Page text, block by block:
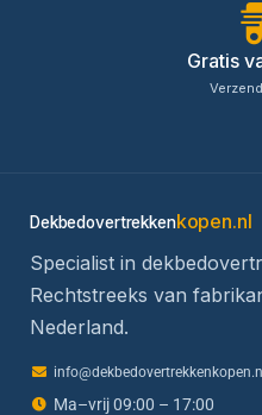
Gratis
Dekbedovertrekkenkopen.nl
Specialist in
Rechtstreeks van
Nederland.
Ma–vrij 09:00 – 17:00